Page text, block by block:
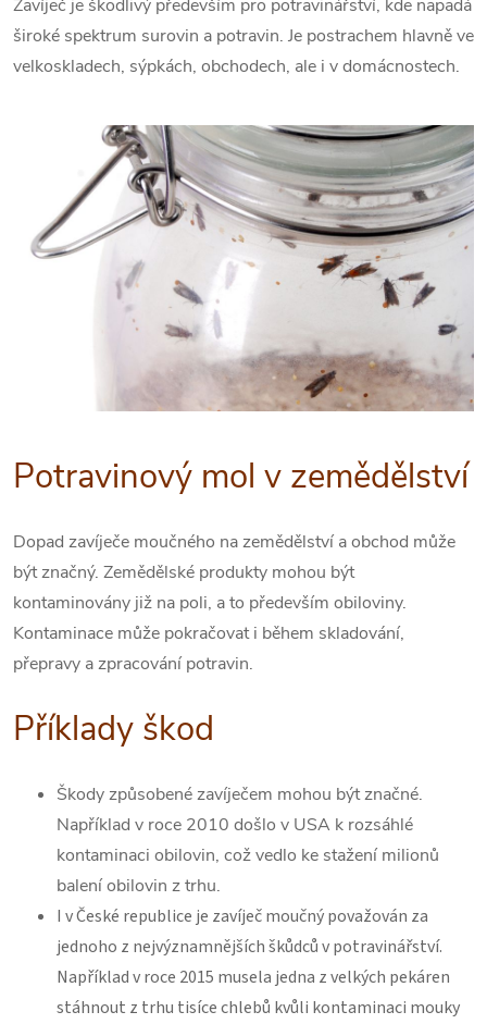
Zavíječ je škodlivý především pro potravinářství, kde napadá
široké spektrum surovin a potravin. Je postrachem hlavně ve
velkoskladech, sýpkách, obchodech, ale i v domácnostech.
Potravinový mol v zemědělství
Dopad zavíječe moučného na zemědělství a obchod může
být značný. Zemědělské produkty mohou být
kontaminovány již na poli, a to především obiloviny.
Kontaminace může pokračovat i během skladování,
přepravy a zpracování potravin.
Příklady škod
Škody způsobené zavíječem mohou být značné.
Například v roce 2010 došlo v USA k rozsáhlé
kontaminaci obilovin, což vedlo ke stažení milionů
balení obilovin z trhu.
I v České republice je zavíječ moučný považován za
jednoho z nejvýznamnějších škůdců v potravinářství.
Například v roce 2015 musela jedna z velkých pekáren
stáhnout z trhu tisíce chlebů kvůli kontaminaci mouky